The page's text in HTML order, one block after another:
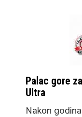
Palac gore
Ultra
Nakon